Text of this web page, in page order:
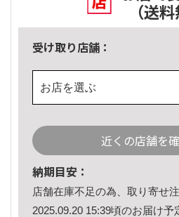
（送
受け取り店舗：
お店を選ぶ
近くの店舗を
納期目安：
店舗在庫不足の為、取り寄せ
2025.09.20 15:39頃のお届け予